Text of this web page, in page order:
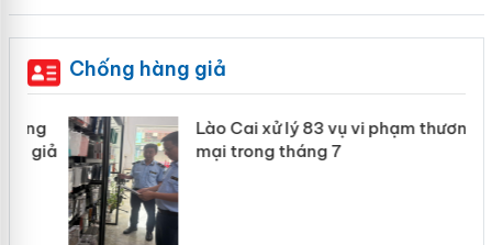
Chống hàng giả
Lào Cai xử lý 83 vụ vi phạm thương
mại trong tháng 7